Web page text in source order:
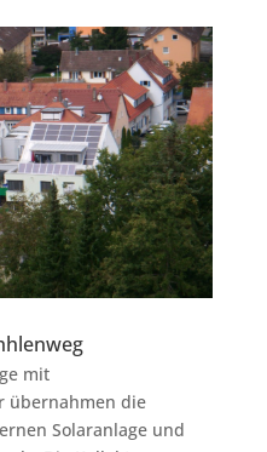
mit
übernahmen die
Solaranlage und